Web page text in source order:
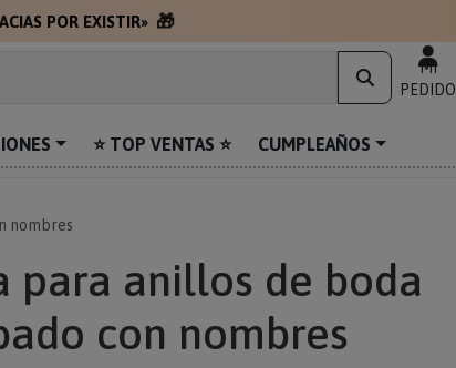
POR EXISTIR» 🎁
MI
PEDIDO
⭐ TOP VENTAS ⭐ CUMPLEAÑOS
nombres
para anillos de boda
con nombres